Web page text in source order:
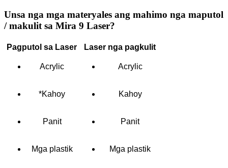
Unsa nga mga materyales ang mahimo nga maputol
/ makulit sa Mira 9 Laser?
Pagputol sa Laser Laser nga pagkulit
Acrylic Acrylic
*Kahoy Kahoy
Panit Panit
Mga plastik Mga plastik